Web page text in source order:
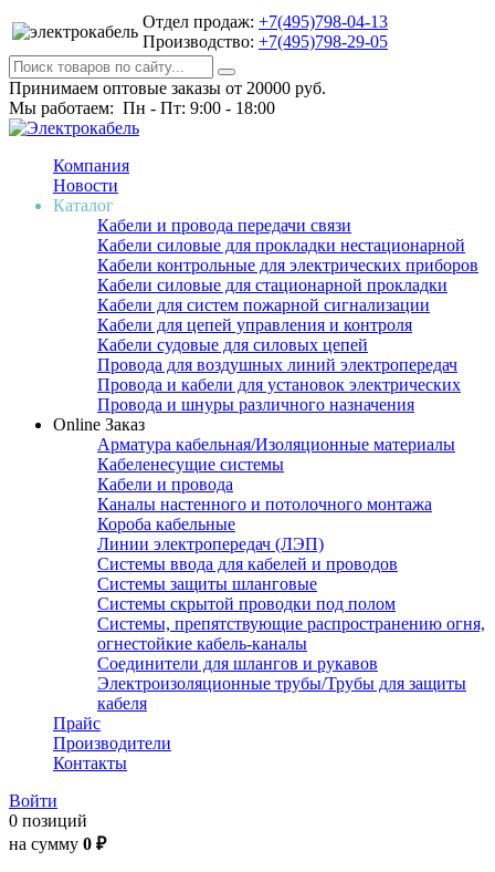
Отдел продаж: +7(495)798-04-13
Производство: +7(495)798-29-05
Принимаем оптовые заказы от 20000 руб.
Мы работаем: Пн - Пт: 9:00 - 18:00
Компания
Новости
Каталог
Кабели и провода передачи связи
Кабели силовые для прокладки нестационарной
Кабели контрольные для электрических приборов
Кабели силовые для стационарной прокладки
Кабели для систем пожарной сигнализации
Кабели для цепей управления и контроля
Кабели судовые для силовых цепей
Провода для воздушных линий электропередач
Провода и кабели для установок электрических
Провода и шнуры различного назначения
Online Заказ
Арматура кабельная/Изоляционные материалы
Кабеленесущие системы
Кабели и провода
Каналы настенного и потолочного монтажа
Короба кабельные
Линии электропередач (ЛЭП)
Системы ввода для кабелей и проводов
Системы защиты шланговые
Системы скрытой проводки под полом
Системы, препятствующие распространению огня,
огнестойкие кабель-каналы
Соединители для шлангов и рукавов
Электроизоляционные трубы/Трубы для защиты
кабеля
Прайс
Производители
Контакты
Войти
0 позиций
на сумму 0 ₽